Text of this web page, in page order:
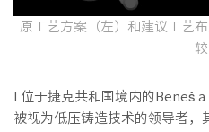
原工艺方案（左）和建议工艺
较
L位于捷克共和国境内的Beneš
被视为低压铸造技术的领导者，